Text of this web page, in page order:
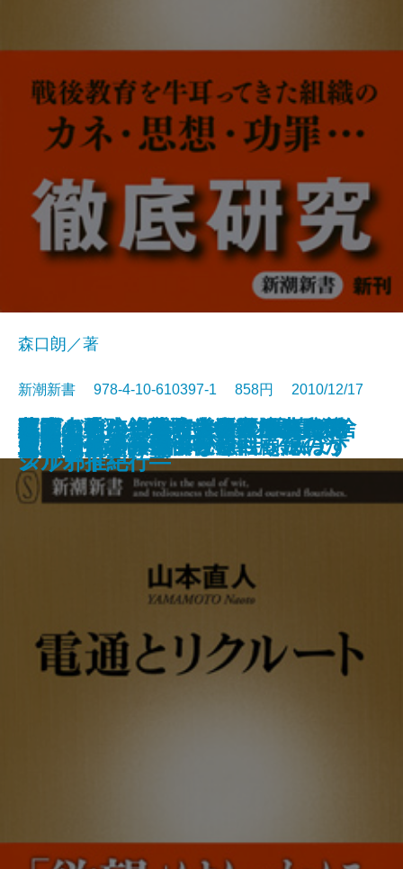
改築上手―「心地いい家」のヒン
ト52―
エコ論争の真贋
葬式をしない寺―大阪・應典院の
挑戦―
幕末バトル・ロワイヤル 慶喜の捨
て身
アフリカ―資本主義最後のフロン
ティア―
冤罪の軌跡―弘前大学教授夫人殺
害事件―
人間の往生―看取りの医師が考え
る―
迷える者の禅修行―ドイツ人住職
が見た日本仏教―
やめないよ
日教組
森口朗／著
新潮新書 978-4-10-610397-1 858円 2010/12/17
新書電子書籍あり
電通とリクルート
復活の力―絶望を栄光にかえたア
スリート―
大本営参謀は戦後何と戦ったのか
マネジメント信仰が会社を滅ぼす
茶―利休と今をつなぐ―
知的余生の方法
政治とカネ―海部俊樹回顧録―
速記者たちの国会秘録
さらば脳ブーム
ハゲとビキニとサンバの国―ブラ
ジル邪推紀行―